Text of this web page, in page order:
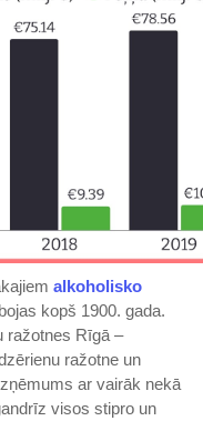
alkoholisko
kopš 1900. gada.
ražotnes Rīgā –
ražotne un
ar vairāk nekā
visos stipro un